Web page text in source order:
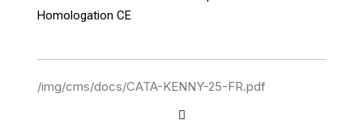
Homologation CE
/img/cms/docs/CATA-KENNY-25-FR.pdf